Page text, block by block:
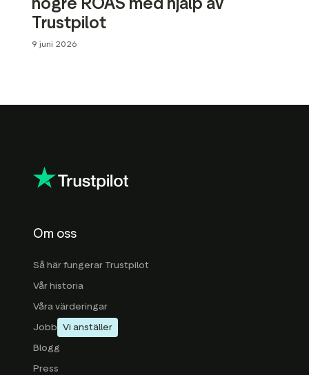
Data och analysverktyg
Trustpilot
9 juni 2026
Om oss
Så här fungerar Trustpilot
Vår historia
Våra värderingar
Jobb Vi anställer
Blogg
Press